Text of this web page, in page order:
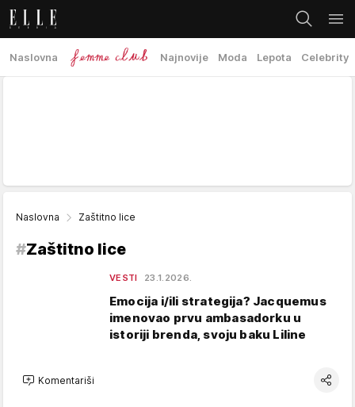
Naslovna Najnovije Moda Lepota Celebrity
Naslovna Zaštitno lice
#Zaštitno lice
VESTI 23.1.2026.
Emocija i/ili strategija? Jacquemus
imenovao prvu ambasadorku u
istoriji brenda, svoju baku Liline
Komentariši